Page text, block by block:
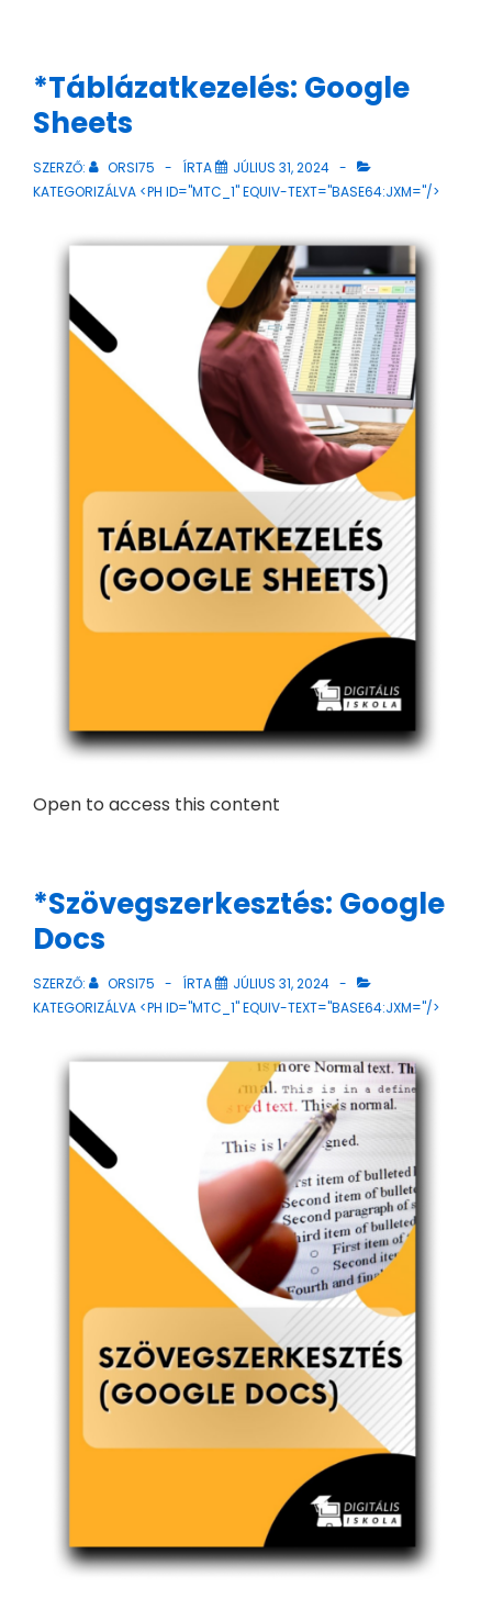
*Táblázatkezelés: Google
Sheets
SZERZŐ: ORSI75 ÍRTA
JÚLIUS 31, 2024
KATEGORIZÁLVA <PH ID="MTC_1" EQUIV-TEXT="BASE64:JXM="/>
Open to access this content
*Szövegszerkesztés: Google
Docs
SZERZŐ: ORSI75 ÍRTA
JÚLIUS 31, 2024
KATEGORIZÁLVA <PH ID="MTC_1" EQUIV-TEXT="BASE64:JXM="/>